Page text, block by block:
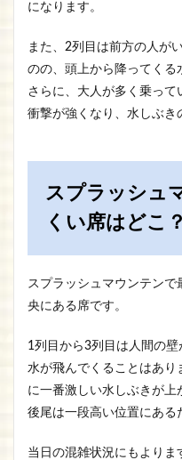
になります。
また、2列目は前方の人が
のの、頭上から降ってくる
さらに、大人が多く乗っ
衝撃が強くなり、水しぶき
スプラッシュ
くい席はどこ？
スプラッシュマウンテン
央にある席です。
1列目から3列目は人間の
水が飛んでくることはあり
に一番激しい水しぶきが
後尾は一段高い位置にある
当日の混雑状況にもより